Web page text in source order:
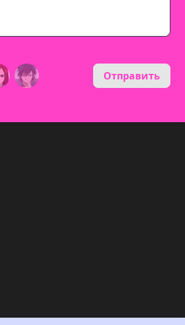
Отправить